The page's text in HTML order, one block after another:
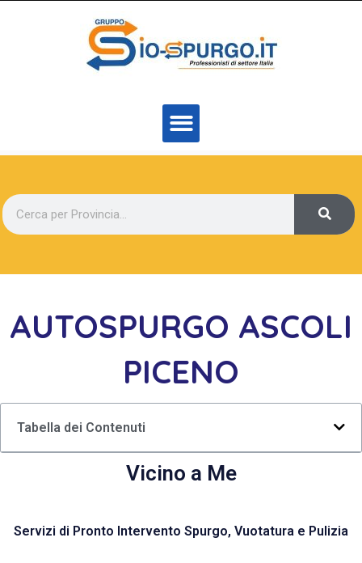
AUTOSPURGO ASCOLI
PICENO
Tabella dei Contenuti
Vicino a Me
Servizi di Pronto Intervento Spurgo, Vuotatura e Pulizia